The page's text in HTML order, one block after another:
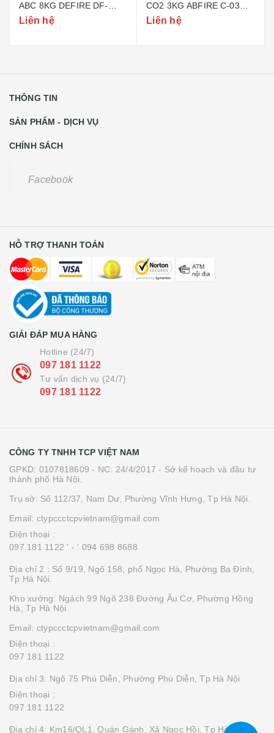
ABC 8KG DEFIRE DF-
ABC8 (BỘ CÔNG AN)
Liên hệ
CO2 3KG ABFIRE C-03
(TEM BỘ CÔNG AN)
Liên hệ
THÔNG TIN
SẢN PHẨM - DỊCH VỤ
CHÍNH SÁCH
Facebook
HỖ TRỢ THANH TOÁN
GIẢI ĐÁP MUA HÀNG
Hotline (24/7)
097 181 1122
Tư vấn dịch vụ (24/7)
097 181 1122
CÔNG TY TNHH TCP VIỆT NAM
GPKD: 0107818609 - NC: 24/4/2017 - Sở kế hoạch và đầu tư
thành phố Hà Nội.
Trụ sở: Số 112/37, Nam Dư, Phường Vĩnh Hưng, Tp Hà Nội.
Email: ctypccctcpvietnam@gmail.com
Điện thoại :
097 181 1122 ' - ' 094 698 8688
Địa chỉ 2 : Số 9/19, Ngõ 158, phố Ngọc Hà, Phường Ba Đình,
Tp Hà Nội.
Kho xưởng: Ngách 99 Ngõ 238 Đường Âu Cơ, Phường Hồng
Hà, Tp Hà Nội
Email: ctypccctcpvietnam@gmail.com
Điện thoại :
097 181 1122
Địa chỉ 3: Ngõ 75 Phú Diễn, Phường Phú Diễn, Tp Hà Nội
Điện thoại :
097 181 1122
Địa chỉ 4: Km16/QL1, Quán Gánh, Xã Ngọc Hồi, Tp Hà Nội